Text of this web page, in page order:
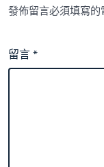
發佈留言必須填寫的
留言*